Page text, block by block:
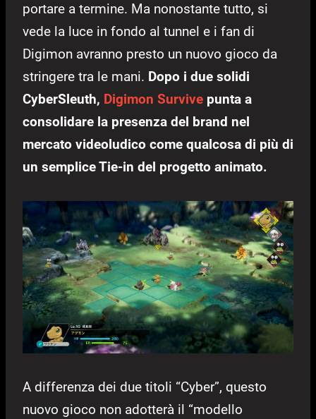
portare a termine. Ma nonostante tutto, si
vede la luce in fondo al tunnel e i fan di
Digimon avranno presto un nuovo gioco da
stringere tra le mani. Dopo i due solidi
CyberSleuth, Digimon Survive punta a
consolidare la presenza del brand nel
mercato videoludico come qualcosa di più di
un semplice Tie-in del progetto animato.
A differenza dei due titoli “Cyber”, questo
nuovo gioco non adotterà il “modello